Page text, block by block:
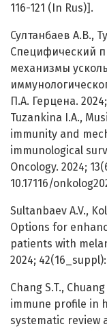
116-121 (In Rus)].
Султанбаев А.В.,
Специфический
механизмы
П.А. Герцена.
Tuzankina I.A.,
immunity and
immunological
Oncology. 2024;
10.17116/
Sultanbaev A.V.,
Options for
patients with
2024; 42(16_suppl):
Chang S.T.,
immune profile in
systematic review